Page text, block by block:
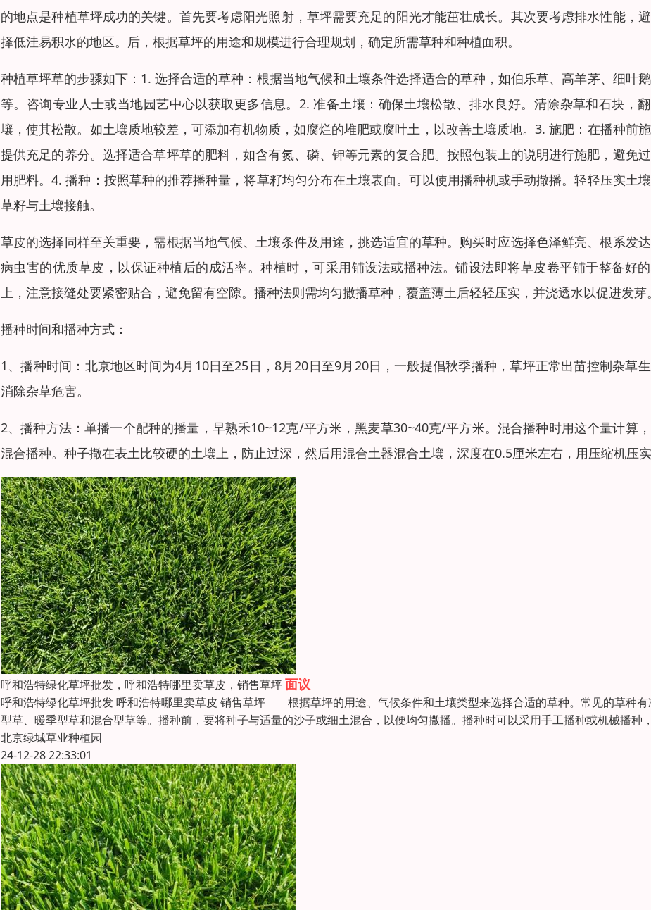
的地点是种植草坪成功的关键。首先要考虑阳光照射，草坪需要充足的阳光才能茁壮成长。其次要考虑排水性能，
择低洼易积水的地区。后，根据草坪的用途和规模进行合理规划，确定所需草种和种植面积。
种植草坪草的步骤如下：1. 选择合适的草种：根据当地气候和土壤条件选择适合的草种，如伯乐草、高羊茅、细叶
等。咨询专业人士或当地园艺中心以获取更多信息。2. 准备土壤：确保土壤松散、排水良好。清除杂草和石块，
壤，使其松散。如土壤质地较差，可添加有机物质，如腐烂的堆肥或腐叶土，以改善土壤质地。3. 施肥：在播种前
提供充足的养分。选择适合草坪草的肥料，如含有氮、磷、钾等元素的复合肥。按照包装上的说明进行施肥，避免
用肥料。4. 播种：按照草种的推荐播种量，将草籽均匀分布在土壤表面。可以使用播种机或手动撒播。轻轻压实土
草籽与土壤接触。
草皮的选择同样至关重要，需根据当地气候、土壤条件及用途，挑选适宜的草种。购买时应选择色泽鲜亮、根系发
病虫害的优质草皮，以保证种植后的成活率。种植时，可采用铺设法或播种法。铺设法即将草皮卷平铺于整备好
上，注意接缝处要紧密贴合，避免留有空隙。播种法则需均匀撒播草种，覆盖薄土后轻轻压实，并浇透水以促进发芽
播种时间和播种方式：
1、播种时间：北京地区时间为4月10日至25日，8月20日至9月20日，一般提倡秋季播种，草坪正常出苗控制杂草
消除杂草危害。
2、播种方法：单播一个配种的播量，早熟禾10~12克/平方米，黑麦草30~40克/平方米。混合播种时用这个量计算
混合播种。种子撒在表土比较硬的土壤上，防止过深，然后用混合土器混合土壤，深度在0.5厘米左右，用压缩机压
‌呼和浩特绿化草坪批发，呼和浩特哪里卖草皮，销售草坪面议
呼和浩特绿化草坪批发 呼和浩特哪里卖草皮 销售草坪 根据草坪的用途、气候条件和土壤类型来选择合适的草种。常见的草种有
型草、暖季型草和混合型草等。播种前，要将种子与适量的沙子或细土混合，以便均匀撒播。播种时可以采用手工播种或机械播种
北京绿城草业种植园
24-12-28 22:33:01